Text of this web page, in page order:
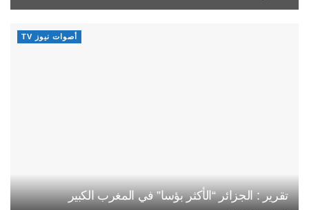
أصوات نيوز TV
تقرير : الجزائر “الأكثر بؤسا” في المغرب الكبير